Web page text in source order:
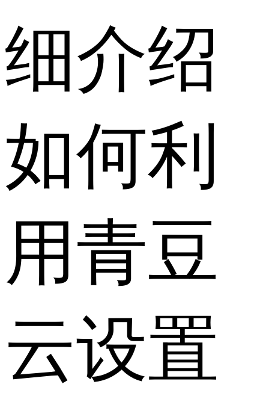
细介绍
如何利
用青豆
云设置